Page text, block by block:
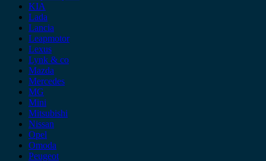
KIA
Lada
Lancia
Leapmotor
Lexus
Lynk & co
Mazda
Mercedes
MG
Mini
Mitsubishi
Nissan
Opel
Omoda
Peugeot